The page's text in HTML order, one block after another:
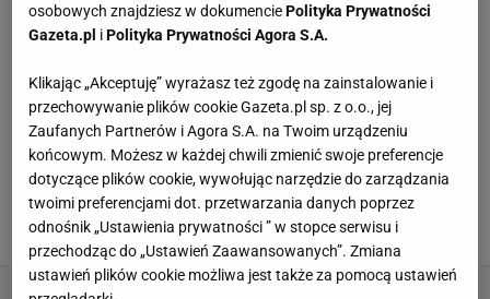
wyczekuje następców legendarnego Virtus.pro. W
poszukiwaniu sukcesów graczy z Polski zawędrował
aż do VALORANTA.
WSZYSTKIE ARTYKUŁY
Społeczność Valoranta w Polsce rośnie w siłę.
"Przed nami nadal sporo pracy"
31 STYCZNIA 2022, 17:24
osobowych znajdziesz w dokumenciePolityka Prywatności
Gazeta.pl iPolityka Prywatności Agora S.A.
Klikając „Akceptuję” wyrażasz też zgodę na zainstalowanie i
przechowywanie plików cookie Gazeta.pl sp. z o.o., jej
Zaufanych Partnerów i Agora S.A. na Twoim urządzeniu
końcowym. Możesz w każdej chwili zmienić swoje preferencje
dotyczące plików cookie, wywołując narzędzie do zarządzania
twoimi preferencjami dot. przetwarzania danych poprzez
odnośnik „Ustawienia prywatności ” w stopce serwisu i
przechodząc do „Ustawień Zaawansowanych”. Zmiana
ustawień plików cookie możliwa jest także za pomocą ustawień